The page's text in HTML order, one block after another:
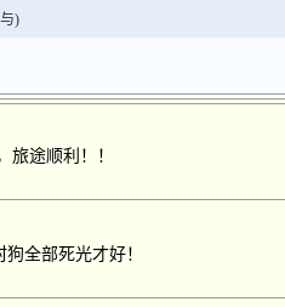
)
旅途顺利！！
全部死光才好！